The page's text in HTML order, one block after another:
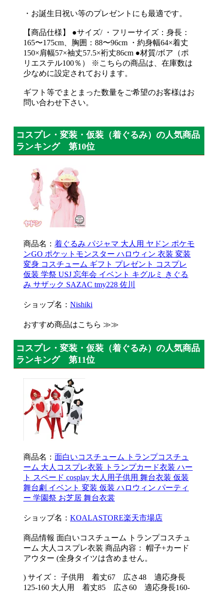
・お誕生日祝い等のプレゼントにも最適です。
【商品仕様】 ●サイズ/ ・フリーサイズ：身長：
165〜175cm、胸囲：88〜96cm ・約身幅64×着丈
150×肩幅57×袖丈57.5×裄丈86cm ●材質/ボア（ポ
リエステル100％） ※こちらの商品は、在庫数は
少なめに設定されております。
ギフト等でまとまった数量をご希望のお客様はお
問い合わせ下さい。
コスプレ・変装・仮装（着ぐるみ）の人気商品
ランキング 第10位
商品名： 着ぐるみ パジャマ 大人用 ヤドン ポケモ
ンGO ポケットモンスター ハロウィン 衣装 変装
変身 コスチューム ギフト プレゼント コスプレ
仮装 学祭 USJ 忘年会 イベント キグルミ きぐる
み サザック SAZAC tmy228 佐川
ショップ名： Nishiki
おすすめ商品はこちら ≫≫
コスプレ・変装・仮装（着ぐるみ）の人気商品
ランキング 第11位
商品名： 面白いコスチューム トランプコスチュ
ーム 大人コスプレ衣装 トランプカード衣装 ハー
ト スペード cosplay 大人用子供用 舞台衣装 仮装
舞台劇 イベント 変装 仮装 ハロウィン パーティ
ー 学園祭 お芝居 舞台衣裳
ショップ名： KOALASTORE楽天市場店
商品情報 面白いコスチューム トランプコスチュ
ーム 大人コスプレ衣装 商品内容： 帽子+カード
アウター (全身タイツは含めません。
) サイズ： 子供用 着丈67 広さ48 適応身長
125-160 大人用 着丈85 広さ60 適応身長160-